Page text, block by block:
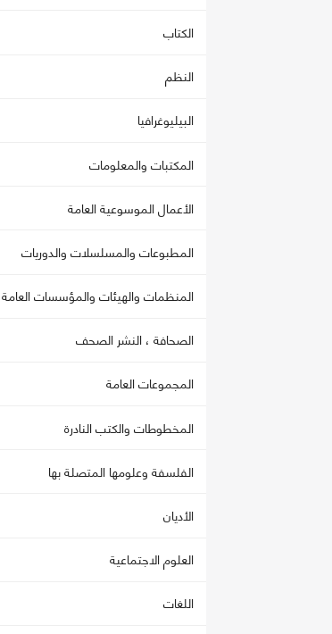
الكتاب
النظم
البيليوغرافيا
المكتبات والمعلومات
الأعمال الموسوعية العامة
المطبوعات والمسلسلات والدوريات
المنظمات والهيئات والمؤسسات العامة
الصحافة ، النشر الصحف
المجموعات العامة
المخطوطات والكتب النادرة
الفلسفة وعلومها المتصلة بها
الأديان
العلوم الاجتماعية
اللغات